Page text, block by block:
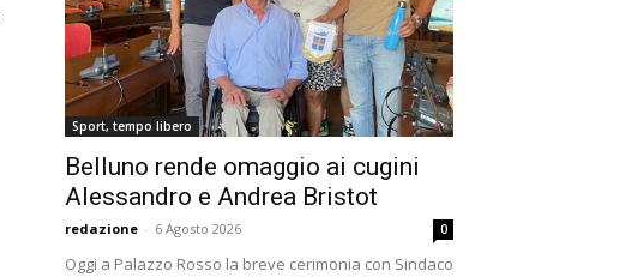
Sport, tempo libero
Belluno rende omaggio ai cugini
Alessandro e Andrea Bristot
redazione - 6 Agosto 2026 0
Oggi a Palazzo Rosso la breve cerimonia con Sindaco